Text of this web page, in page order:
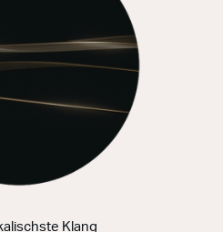
Klang